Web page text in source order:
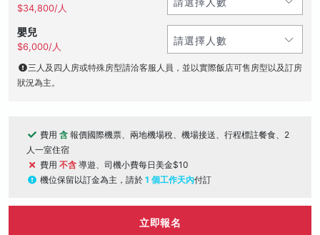
$34,800/人
嬰兒
$6,000/人
三人及四人房或特殊房型請洽客服人員，並以實際飯店可售房型以及訂房
狀況為主。
費用 含 報價國際機票、兩地機場稅、機場接送、行程標註餐食、2
人一室住宿
費用 不含 導遊、司機小費每日美金$10
機位保留以訂金為主，請於 1 個工作天內付訂
立即報名